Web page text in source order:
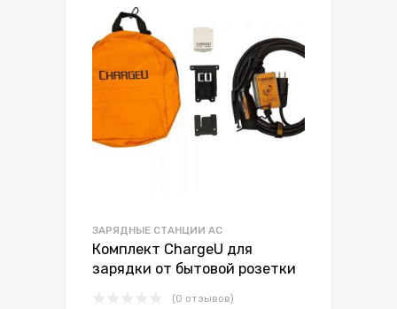
ЗАРЯДНЫЕ СТАНЦИИ AC
Комплект ChargeU для
зарядки от бытовой розетки
(0 отзывов)